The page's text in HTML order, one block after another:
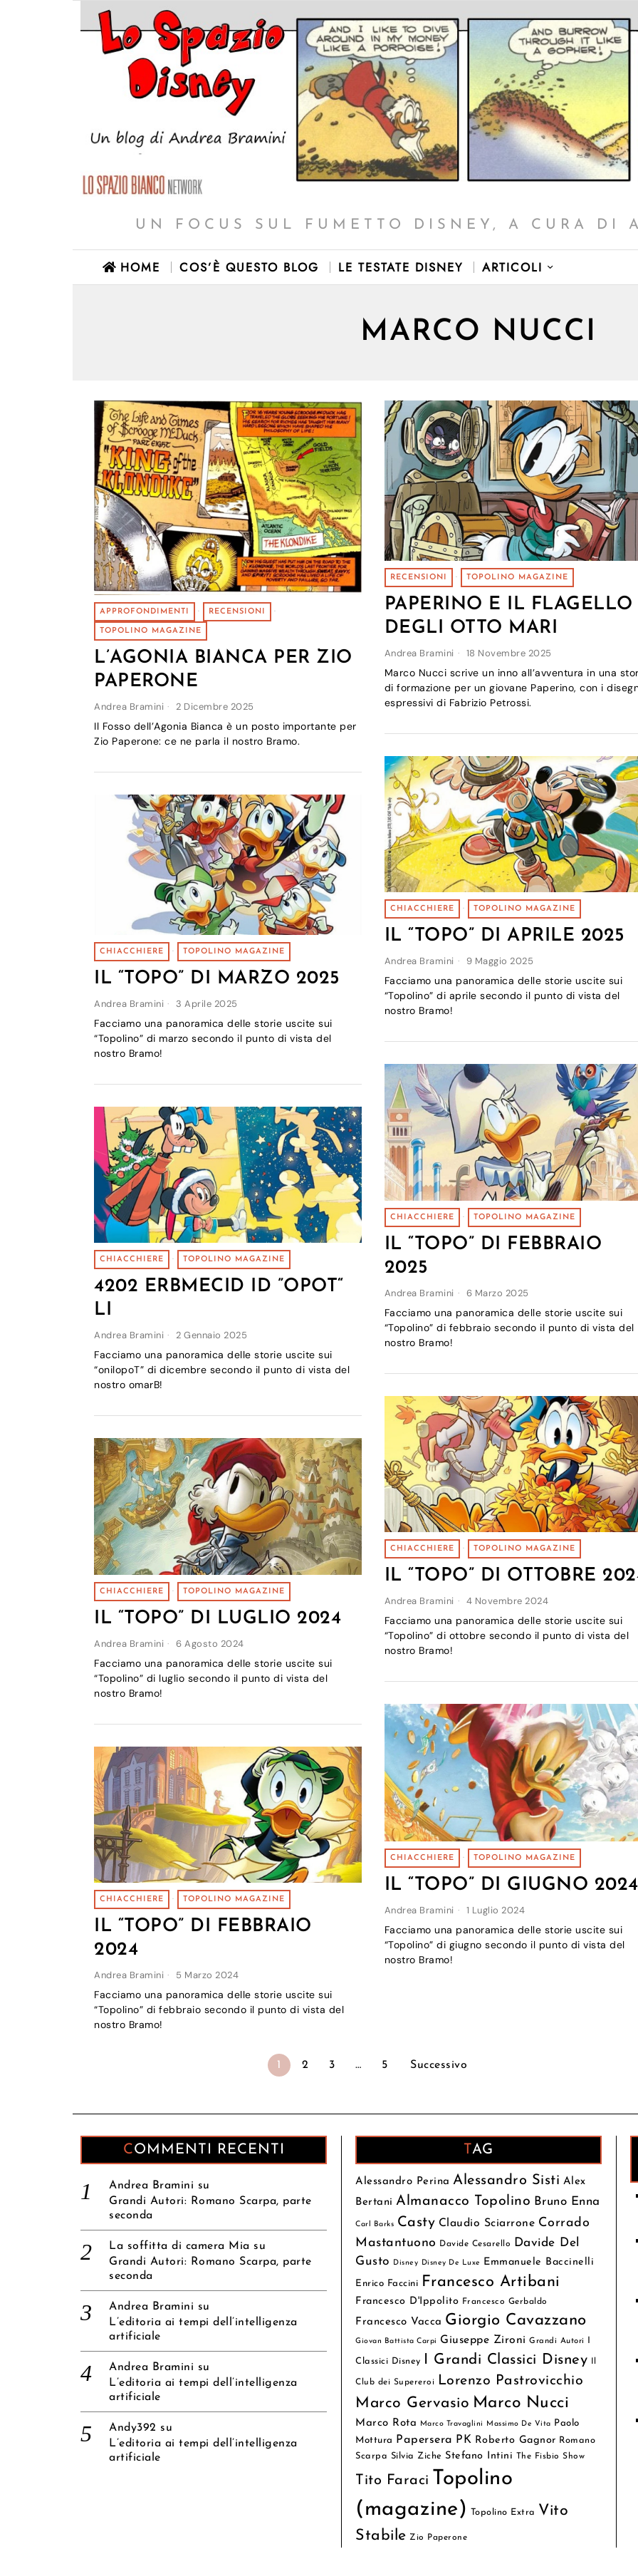
UN FOCUS SUL FUMETTO DISNEY, A CURA DI
HOME COS’È QUESTO BLOG LE TESTATE DISNEY ARTICOLI
MARCO NUCCI
APPROFONDIMENTI · RECENSIONI ·
TOPOLINO MAGAZINE
L’AGONIA BIANCA PER ZIO
PAPERONE
Andrea Bramini 2 Dicembre 2025
Il Fosso dell’Agonia Bianca è un posto importante per
Zio Paperone: ce ne parla il nostro Bramo.
RECENSIONI · TOPOLINO MAGAZINE
PAPERINO E IL FLAGELLO
DEGLI OTTO MARI
Andrea Bramini 18 Novembre 2025
Marco Nucci scrive un inno all’avventura in una
di formazione per un giovane Paperino, con i
espressivi di Fabrizio Petrossi.
CHIACCHIERE · TOPOLINO MAGAZINE
IL “TOPO” DI APRILE 2025
Andrea Bramini 9 Maggio 2025
Facciamo una panoramica delle storie uscite sui
“Topolino” di aprile secondo il punto di vista del
nostro Bramo!
CHIACCHIERE · TOPOLINO MAGAZINE
IL “TOPO” DI MARZO 2025
Andrea Bramini 3 Aprile 2025
Facciamo una panoramica delle storie uscite sui
“Topolino” di marzo secondo il punto di vista del
nostro Bramo!
CHIACCHIERE · TOPOLINO MAGAZINE
IL “TOPO” DI FEBBRAIO
2025
Andrea Bramini 6 Marzo 2025
Facciamo una panoramica delle storie uscite sui
“Topolino” di febbraio secondo il punto di vista del
nostro Bramo!
CHIACCHIERE · TOPOLINO MAGAZINE
4202 ERBMECID ID ”OPOT“
LI
Andrea Bramini 2 Gennaio 2025
Facciamo una panoramica delle storie uscite sui
“onilopoT” di dicembre secondo il punto di vista del
nostro omarB!
CHIACCHIERE · TOPOLINO MAGAZINE
IL “TOPO” DI OTTOBRE
Andrea Bramini 4 Novembre 2024
Facciamo una panoramica delle storie uscite sui
“Topolino” di ottobre secondo il punto di vista del
nostro Bramo!
CHIACCHIERE · TOPOLINO MAGAZINE
IL “TOPO” DI LUGLIO 2024
Andrea Bramini 6 Agosto 2024
Facciamo una panoramica delle storie uscite sui
“Topolino” di luglio secondo il punto di vista del
nostro Bramo!
CHIACCHIERE · TOPOLINO MAGAZINE
IL “TOPO” DI GIUGNO 2024
Andrea Bramini 1 Luglio 2024
Facciamo una panoramica delle storie uscite sui
“Topolino” di giugno secondo il punto di vista del
nostro Bramo!
CHIACCHIERE · TOPOLINO MAGAZINE
IL “TOPO” DI FEBBRAIO
2024
Andrea Bramini 5 Marzo 2024
Facciamo una panoramica delle storie uscite sui
“Topolino” di febbraio secondo il punto di vista del
nostro Bramo!
1 2 3 … 5 Successivo
COMMENTI RECENTI
Andrea Bramini su
Grandi Autori: Romano Scarpa, parte
seconda
La soffitta di camera Mia su
Grandi Autori: Romano Scarpa, parte
seconda
Andrea Bramini su
L’editoria ai tempi dell’intelligenza
artificiale
Andrea Bramini su
L’editoria ai tempi dell’intelligenza
artificiale
Andy392 su
L’editoria ai tempi dell’intelligenza
artificiale
TAG
Alessandro Perina Alessandro Sisti Alex
Bertani Almanacco Topolino Bruno Enna
Carl Barks Casty Claudio Sciarrone Corrado
Mastantuono
Davide Cesarello
Davide Del
Gusto
Disney Disney De Luxe Emmanuele Baccinelli
Enrico Faccini Francesco Artibani
Francesco D'Ippolito Francesco Gerbaldo
Francesco Vacca Giorgio Cavazzano
Giovan Battista Carpi Giuseppe Zironi Grandi Autori
Classici Disney I Grandi Classici Disney
Club dei Supereroi Lorenzo Pastrovicchio
Marco Gervasio Marco Nucci
Marco Rota Marco Travaglini Massimo De Vita
Paolo
Mottura
Papersera PK Roberto Gagnor Romano
Scarpa Silvia Ziche Stefano Intini The Fisbio Show
Tito Faraci
Topolino
(magazine) Topolino Extra
Vito
Stabile Zio Paperone